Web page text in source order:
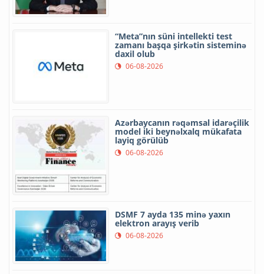
“Meta”nın süni intellekti test
zamanı başqa şirkətin sisteminə
daxil olub
06-08-2026
Azərbaycanın rəqəmsal idarəçilik
model iki beynəlxalq mükafata
layiq görülüb
06-08-2026
DSMF 7 ayda 135 minə yaxın
elektron arayış verib
06-08-2026